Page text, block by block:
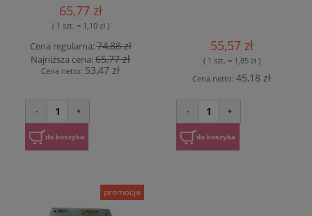
65,77 zł
( 1 szt. = 1,10 zł )
Cena regularna:74,88 zł
Najniższa cena:65,77 zł
Cena netto: 53,47 zł
- 1 +
do koszyka
55,57 zł
( 1 szt. = 1,85 zł )
Cena netto: 45,18 zł
- 1 +
do koszyka
promocja